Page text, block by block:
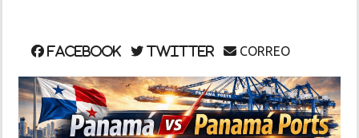
IMPRESO
Facebook Twitter CORREO